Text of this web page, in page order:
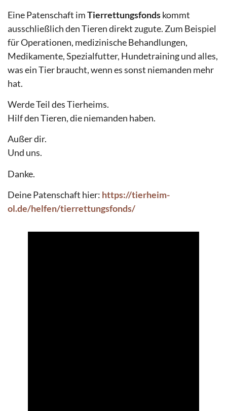
Eine Patenschaft imTierrettungsfondskommt
ausschließlich den Tieren direkt zugute. Zum Beispiel
für Operationen, medizinische Behandlungen,
Medikamente, Spezialfutter, Hundetraining und alles,
was ein Tier braucht, wenn es sonst niemanden mehr
hat.
Werde Teil des Tierheims.
Hilf den Tieren, die niemanden haben.
Außer dir.
Und uns.
Danke.
Deine Patenschaft hier: https://tierheim-
ol.de/helfen/tierrettungsfonds/